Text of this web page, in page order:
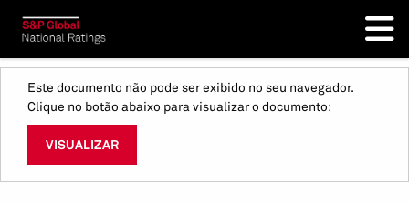
Este documento não pode ser exibido no seu navegador.
Clique no botão abaixo para visualizar o documento:
VISUALIZAR